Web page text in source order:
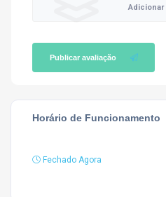
Adicionar
Publicar avaliação
Horário de Funcionamento
Fechado Agora